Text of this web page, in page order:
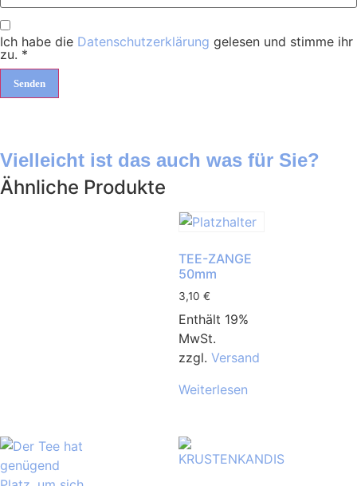
Ich habe die Datenschutzerklärung gelesen und stimme ihr
zu. *
Vielleicht ist das auch was für Sie?
Ähnliche Produkte
TEE-ZANGE
50mm
3,10 €
Enthält 19%
MwSt.
zzgl. Versand
Weiterlesen